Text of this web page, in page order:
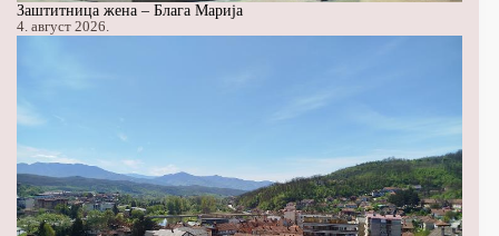
Заштитница жена – Блага Марија
4. август 2026.